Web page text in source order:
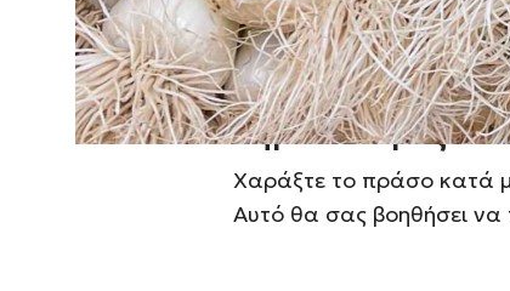
κορυφή του πράσου.
μέρος.
Βήμα 2: Χαράξτε
Χαράξτε το πράσο κατά
Αυτό θα σας βοηθήσει να